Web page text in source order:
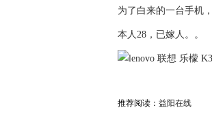
为了白来的一台手机
本人28，已嫁人。。
推荐阅读： 益阳在线